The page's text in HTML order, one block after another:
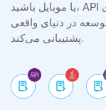
یا موبایل باشید، API به راحتی قابل ادغام است، از پردازش دسته‌ای
در دنیای واقعی
پشتیبانی می‌کند.